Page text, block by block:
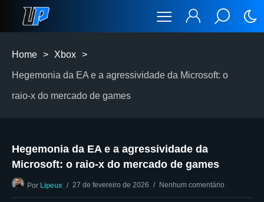
Home > Xbox >
Hegemonia da EA e a agressividade da Microsoft: o
raio-x do mercado de games
Hegemonia da EA e a agressividade da
Microsoft: o raio-x do mercado de games
Por Lipeux 27 de fevereiro de 2026 Nenhum comentário